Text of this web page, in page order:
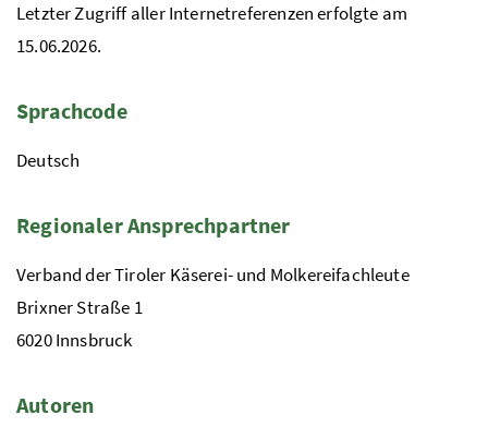
Letzter Zugriff aller Internetreferenzen erfolgte am
15.06.2026.
Sprachcode
Deutsch
Regionaler Ansprechpartner
Verband der Tiroler Käserei- und Molkereifachleute
Brixner Straße 1
6020 Innsbruck
Autoren